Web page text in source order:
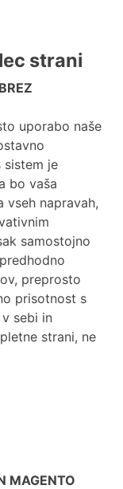
strani
uporabo naše
sistem je
bo vaša
vseh napravah,
samostojno
preprosto
prisotnost s
sebi in
strani, ne
MAGENTO